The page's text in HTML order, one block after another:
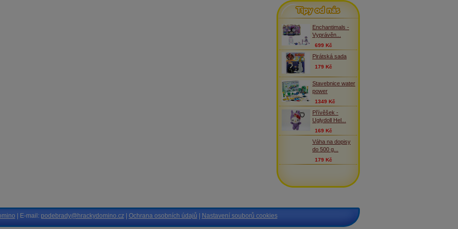
Tipy od nás
Enchantimals -
Vyprávěn...
699 Kč
Pirátská sada
179 Kč
Stavebnice water
power
1349 Kč
Přívěšek -
Uglydoll Hel...
169 Kč
Váha na dopisy
do 500 g...
179 Kč
| E-mail: podebrady@hrackydomino.cz| Ochrana osobních údajů Nastavení souborů cookies